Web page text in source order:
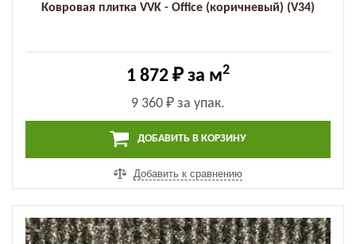
Ковровая плитка VVK - Office (коричневый) (V34)
1 872 ₽ за м2
9 360 ₽ за упак.
ДОБАВИТЬ В КОРЗИНУ
Добавить к сравнению